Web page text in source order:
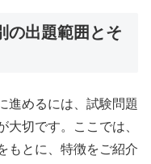
の出題範囲とそ
進めるには、試験問題
切です。ここでは、
もとに、特徴をご紹介